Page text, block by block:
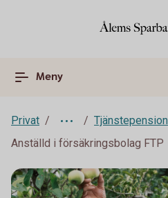
Meny
Privat
Tjänstepension
Anställd i försäkringsbolag FTP